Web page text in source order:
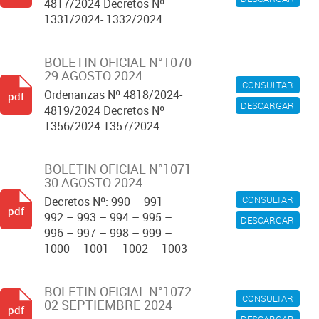
4817/2024 Decretos Nº
1331/2024- 1332/2024
CONSULTAR
DESCARGAR
BOLETIN OFICIAL N°1070
29 AGOSTO 2024
Ordenanzas Nº 4818/2024-
4819/2024 Decretos Nº
1356/2024-1357/2024
pdf
CONSULTAR
DESCARGAR
BOLETIN OFICIAL N°1071
30 AGOSTO 2024
Decretos Nº: 990 – 991 –
992 – 993 – 994 – 995 –
996 – 997 – 998 – 999 –
1000 – 1001 – 1002 – 1003
pdf
CONSULTAR
BOLETIN OFICIAL N°1072
02 SEPTIEMBRE 2024
pdf